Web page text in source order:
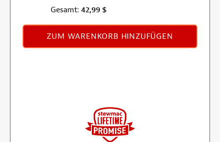
Gesamt: 42,99 $
ZUM WARENKORB HINZUFÜGEN